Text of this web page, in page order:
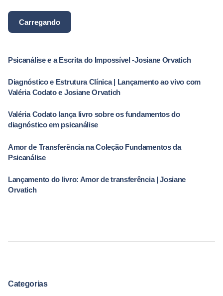
Consumidor Livro
Carregando
Psicanálise e a Escrita do Impossível -Josiane Orvatich
Diagnóstico e Estrutura Clínica | Lançamento ao vivo com
Valéria Codato e Josiane Orvatich
Valéria Codato lança livro sobre os fundamentos do
diagnóstico em psicanálise
Amor de Transferência na Coleção Fundamentos da
Psicanálise
Lançamento do livro: Amor de transferência | Josiane
Orvatich
Categorias